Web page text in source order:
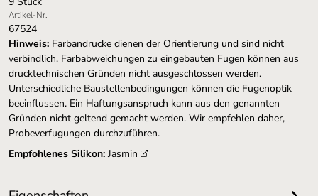
Artikel-Nr.
67524
Hinweis:Farbandrucke dienen der Orientierung und sind nicht
verbindlich. Farbabweichungen zu eingebauten Fugen können aus
drucktechnischen Gründen nicht ausgeschlossen werden.
Unterschiedliche Baustellenbedingungen können die Fugenoptik
beeinflussen. Ein Haftungsanspruch kann aus den genannten
Gründen nicht geltend gemacht werden. Wir empfehlen daher,
Probeverfugungen durchzuführen.
Empfohlenes Silikon: Jasmin